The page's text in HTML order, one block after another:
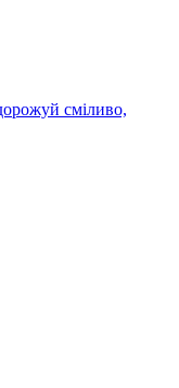
сміливо,